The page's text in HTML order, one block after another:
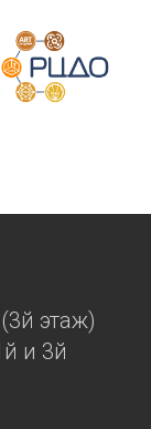
этаж)
и 3й